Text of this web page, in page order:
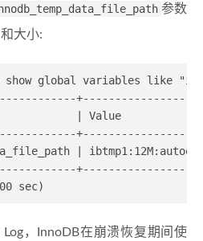
参数
大小:
show global variables like
| Value
|
sec)
Log，InnoDB在崩溃恢复期间使